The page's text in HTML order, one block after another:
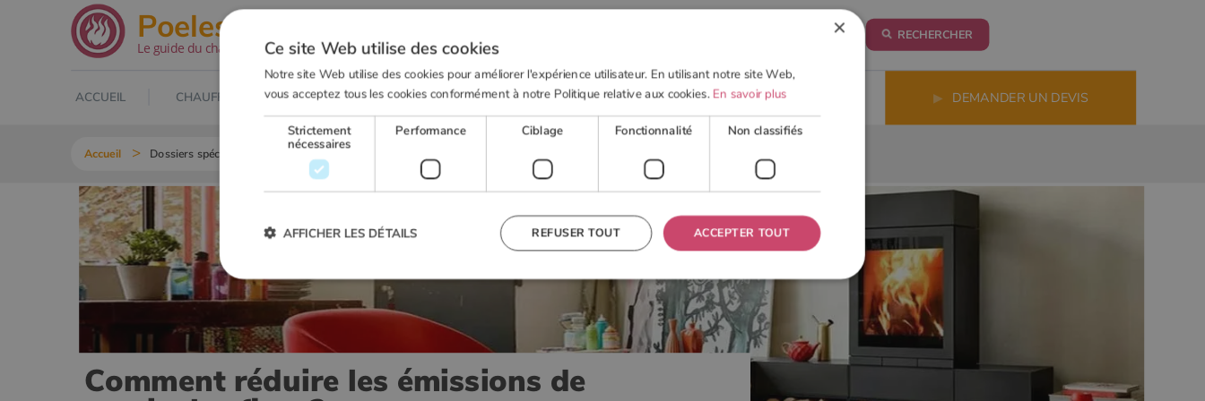
Poeles.net
Le guide du chauffage au bois
RECHERCHER
ACCUEIL CHAUFFAGE AU BOIS POELE À BOIS POELE À GRANULÉS ACTUALITÉS OUTILS ▶ DEMANDER UN DEVIS
Accueil Dossiers spéciaux
Comment réduire les émissions de
×
Ce site Web utilise des cookies
Notre site Web utilise des cookies pour améliorer l'expérience utilisateur. En utilisant notre site Web,
vous acceptez tous les cookies conformément à notre Politique relative aux cookies.En savoir plus
Strictement
nécessaires
Performance Ciblage Fonctionnalité Non classifiés
ACCEPTER TOUT
REFUSER TOUT
AFFICHER LES DÉTAILS
Strictement nécessaires Ciblage Fonctionnalité Non classifiés
Les cookies strictement nécessaires habilitent des fonctionnalités de base du site Web telles que la connexion des utilisateurs et la
gestion des comptes. Le site Web ne peut pas être utilisé correctement sans les cookies strictement nécessaires.
Nom
Fournisseur/Domaine Expiration
Description